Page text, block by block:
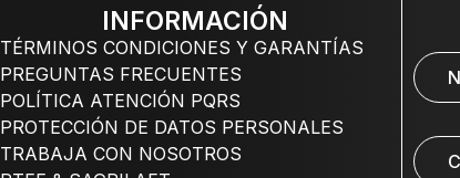
INFORMACIÓN
TÉRMINOS CONDICIONES Y GARANTÍAS
PREGUNTAS FRECUENTES
POLÍTICA ATENCIÓN PQRS
PROTECCIÓN DE DATOS PERSONALES
TRABAJA CON NOSOTROS